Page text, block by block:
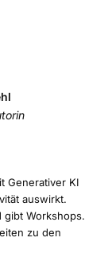
Generativer KI
auswirkt.
gibt Workshops.
zu den